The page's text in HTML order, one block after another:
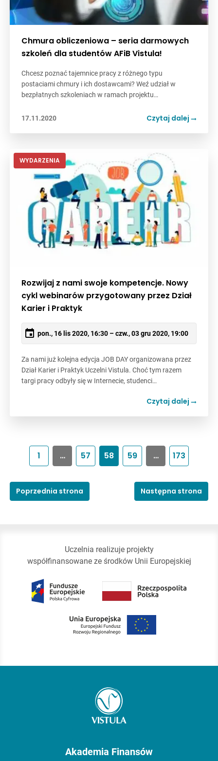
Chmura obliczeniowa – seria darmowych
szkoleń dla studentów AFiB Vistula!
Chcesz poznać tajemnice pracy z różnego typu
postaciami chmury i ich dostawcami? Weź udział w
bezpłatnych szkoleniach w ramach projektu…
17.11.2020 Czytaj dalej
WYDARZENIA
Rozwijaj z nami swoje kompetencje. Nowy
cykl webinarów przygotowany przez Dział
Karier i Praktyk
pon., 16 lis 2020, 16:30 – czw., 03 gru 2020, 19:00
Za nami już kolejna edycja JOB DAY organizowana przez
Dział Karier i Praktyk Uczelni Vistula. Choć tym razem
targi pracy odbyły się w Internecie, studenci…
Czytaj dalej
Poprzednia strona
1 … 57 58 59 … 173
Następna strona
Uczelnia realizuje projekty
współfinansowane ze środków Unii Europejskiej
Akademia Finansów